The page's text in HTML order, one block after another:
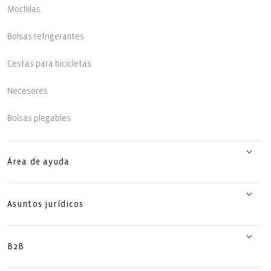
Mochilas
Bolsas refrigerantes
Cestas para bicicletas
Neceseres
Bolsas plegables
Área de ayuda
Asuntos jurídicos
B2B